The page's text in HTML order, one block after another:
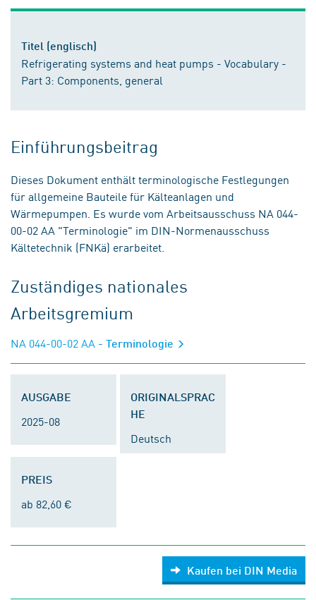
Titel (englisch)
Refrigerating systems and heat pumps - Vocabulary -
Part 3: Components, general
Einführungsbeitrag
Dieses Dokument enthält terminologische Festlegungen
für allgemeine Bauteile für Kälteanlagen und
Wärmepumpen. Es wurde vom Arbeitsausschuss NA 044-
00-02 AA "Terminologie" im DIN-Normenausschuss
Kältetechnik (FNKä) erarbeitet.
Zuständiges nationales
Arbeitsgremium
NA 044-00-02 AA - Terminologie
AUSGABE
2025-08
ORIGINALSPRAC
HE
Deutsch
PREIS
ab 82,60 €
Kaufen bei DIN Media